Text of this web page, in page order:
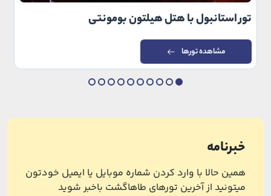
تور استانبول با هتل هیلتون بومونتی
مشاهده تورها
خبرنامه
همین حالا با وارد کردن شماره موبایل یا ایمیل خودتون
میتونید از آخرین تورهای طاهاگشت باخبر شوید